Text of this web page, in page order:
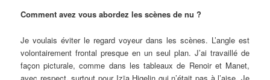
Comment avez vous abordez les scènes de nu ?
Je voulais éviter le regard voyeur dans les scènes. L’angle est
volontairement frontal presque en un seul plan. J’ai travaillé de
façon picturale, comme dans les tableaux de Renoir et Manet,
avec respect, surtout pour Izïa Higelin qui n’était pas à l’aise. Je